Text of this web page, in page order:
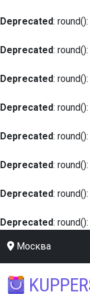
Deprecated:
Deprecated:
Deprecated:
Deprecated:
Deprecated:
Deprecated:
Deprecated:
Deprecated:
Москва